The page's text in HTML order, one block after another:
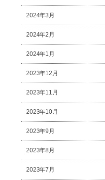
2024年3月
2024年2月
2024年1月
2023年12月
2023年11月
2023年10月
2023年9月
2023年8月
2023年7月